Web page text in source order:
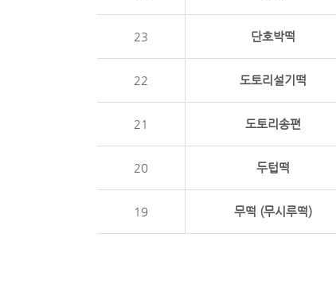
23 단호박떡
22 도토리설기떡
21 도토리송편
20 두텁떡
19 무떡 (무시루떡)